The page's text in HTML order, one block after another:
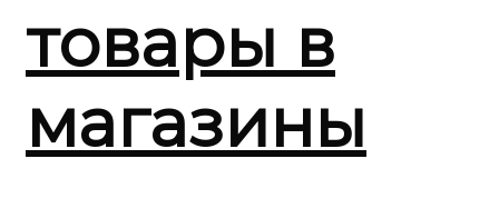
товары в
магазины